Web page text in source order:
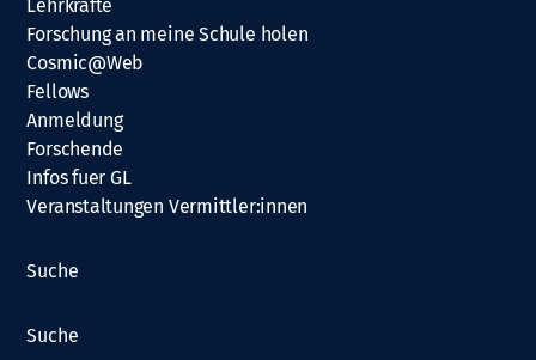
Lehrkräfte
Forschung an meine Schule holen
Cosmic@Web
Fellows
Anmeldung
Forschende
Infos fuer GL
Veranstaltungen Vermittler:innen
Suche
Suche